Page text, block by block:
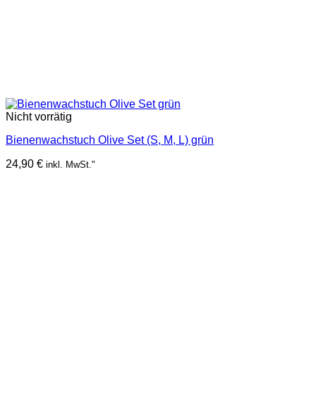
Nicht vorrätig
Bienenwachstuch Olive Set (S, M, L) grün
24,90 € inkl. MwSt."